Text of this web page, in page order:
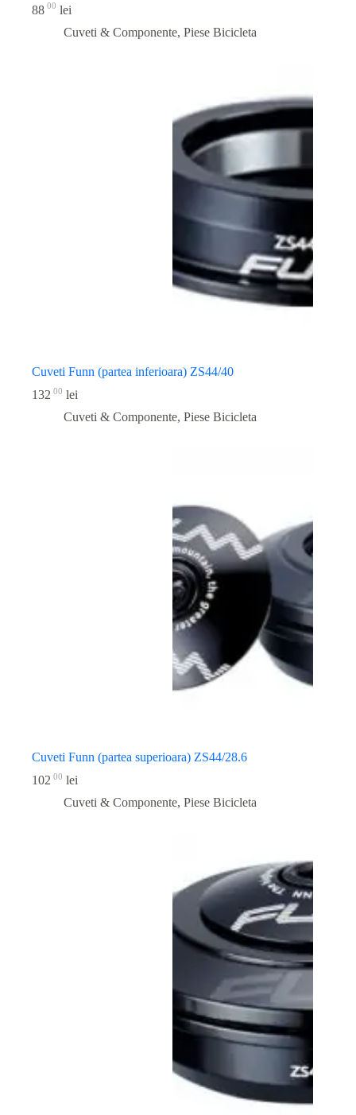
88 00 lei
Cuveti & Componente, Piese Bicicleta
Cuveti Funn (partea inferioara) ZS44/40
132 00 lei
Cuveti & Componente, Piese Bicicleta
Cuveti Funn (partea superioara) ZS44/28.6
102 00 lei
Cuveti & Componente, Piese Bicicleta